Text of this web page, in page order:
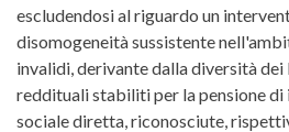
escludendosi al riguardo un
disomogeneità sussistente
invalidi, derivante dalla diversità
reddituali stabiliti per la pensione di
sociale diretta, riconosciute,